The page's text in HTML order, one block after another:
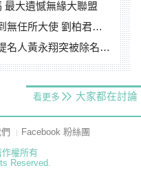
最大遺憾無緣大聯盟
劉柏君女裁判人生國際發光
永翔突被除名 將另提他人
看更多 大家都在討論
Facebook 粉絲團
權所有
Reserved.